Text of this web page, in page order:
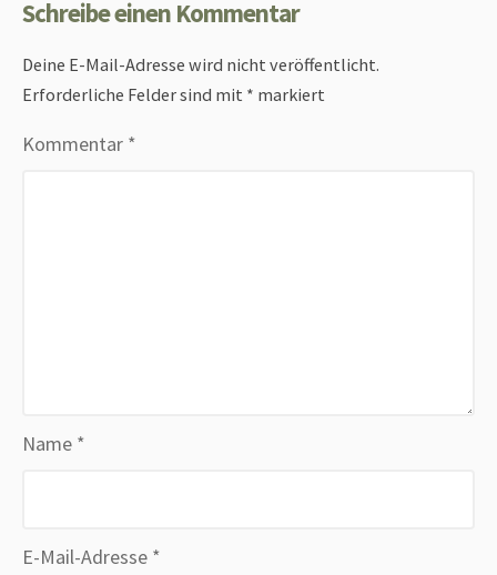
Schreibe einen Kommentar
Deine E-Mail-Adresse wird nicht veröffentlicht.
Erforderliche Felder sind mit * markiert
Kommentar *
Name *
E-Mail-Adresse *